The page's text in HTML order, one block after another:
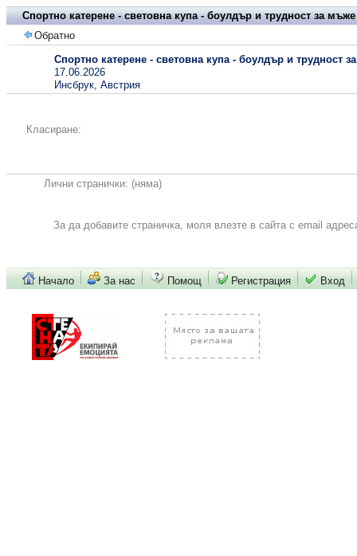
Спортно катерене - световна купа - боулдър и трудност за
Обратно
Спортно катерене - световна купа - боулдър и трудност
17.06.2026
Инсбрук, Австрия
Класиране:
Лични странички: (няма)
За да добавите страничка, моля влезте в сайта с email
Начало За нас Помощ Регистрация Вход